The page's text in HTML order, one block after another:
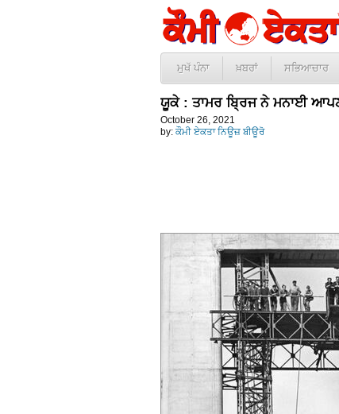
ਮੁਖੱ ਪੰਨਾ ਖ਼ਬਰਾਂ ਸਭਿਆਚਾਰ
ਯੂਕੇ : ਤਾਮਰ ਬ੍ਰਿਜ ਨੇ ਮਨਾਈ
October 26, 2021
by: ਕੌਮੀ ਏਕਤਾ ਨਿਊਜ਼ ਬੀਊਰੋ